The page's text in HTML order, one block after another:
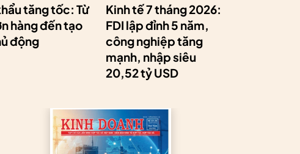
tăng tốc: Từ
hàng đến tạo
động
Kinh tế 7 tháng 2026:
FDI lập đỉnh 5 năm,
công nghiệp tăng
mạnh, nhập siêu
20,52 tỷ USD